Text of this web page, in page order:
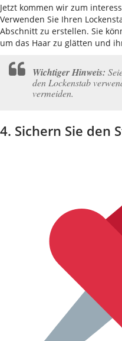
Jetzt kommen wir zum
Verwenden Sie Ihren
Abschnitt zu erstellen. Sie
um das Haar zu glätten und
Wichtiger Hinweis:
den Lockenstab
vermeiden.
4. Sichern Sie den